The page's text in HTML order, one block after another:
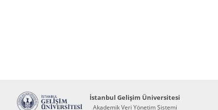
İstanbul Gelişim Üniversitesi
Akademik Veri Yönetim Sistemi